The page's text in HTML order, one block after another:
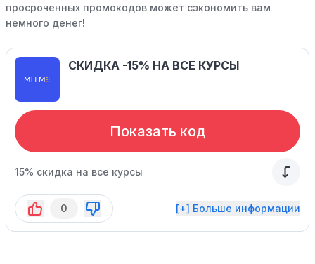
просроченных промокодов может сэкономить вам
немного денег!
СКИДКА -15% НА ВСЕ КУРСЫ
Показать код
15% скидка на все курсы
0 [+] Больше информации